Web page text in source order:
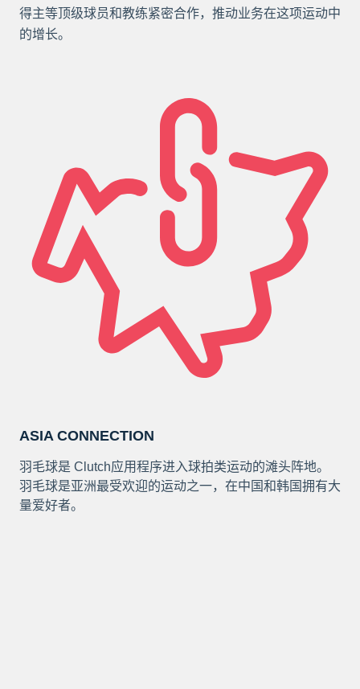
得主等顶级球员和教练紧密合作，推动业务在这项运动中
的增长。
ASIA CONNECTION
羽毛球是 Clutch应用程序进入球拍类运动的滩头阵地。
羽毛球是亚洲最受欢迎的运动之一，在中国和韩国拥有大
量爱好者。